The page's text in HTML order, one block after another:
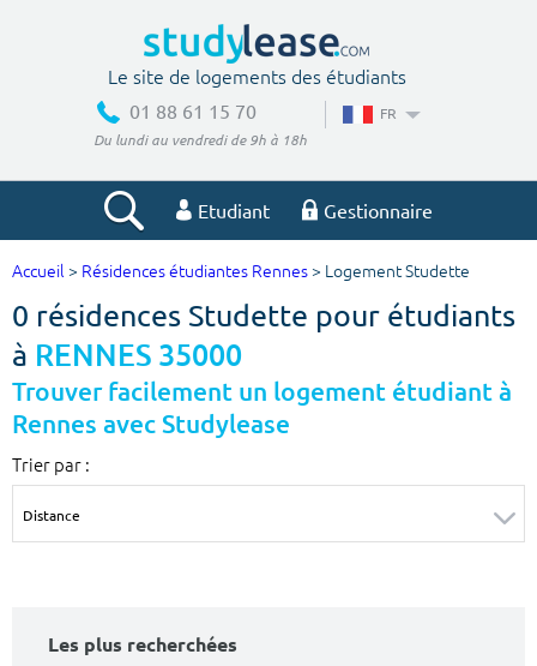
Le site de logements des étudiants
01 88 61 15 70
Du lundi au vendredi de 9h à 18h
FR
Etudiant Gestionnaire
Votre recherche
Ville, école
Accueil > Résidences étudiantes Rennes > Logement Studette
0 résidences Studette pour étudiants
à RENNES 35000
Trouver facilement un logement étudiant à
Rennes avec Studylease
Trier par :
Les plus recherchées